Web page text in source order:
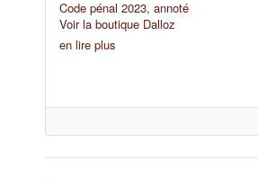
Code pénal 2023, annoté
Voir la boutique Dalloz
en lire plus